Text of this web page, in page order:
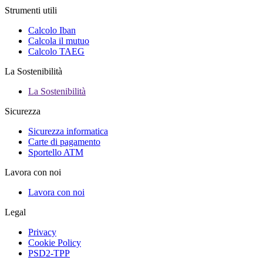
Strumenti utili
Calcolo Iban
Calcola il mutuo
Calcolo TAEG
La Sostenibilità
La Sostenibilità
Sicurezza
Sicurezza informatica
Carte di pagamento
Sportello ATM
Lavora con noi
Lavora con noi
Legal
Privacy
Cookie Policy
PSD2-TPP